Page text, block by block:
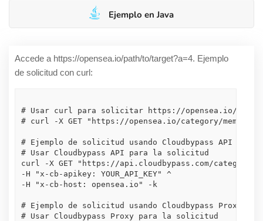
Ejemplo en Java
Accede a https://opensea.io/path/to/target?a=4. Ejemplo
de solicitud con curl:
# Usar curl para solicitar https://opensea.io/
# curl -X GET "https://opensea.io/category/
# Ejemplo de solicitud usando Cloudbypass API
# Usar Cloudbypass API para la solicitud
curl -X GET "https://api.cloudbypass.com/category/
-H "x-cb-apikey: YOUR_API_KEY" ^
-H "x-cb-host: opensea.io" -k
# Ejemplo de solicitud usando Cloudbypass Proxy
# Usar Cloudbypass Proxy para la solicitud